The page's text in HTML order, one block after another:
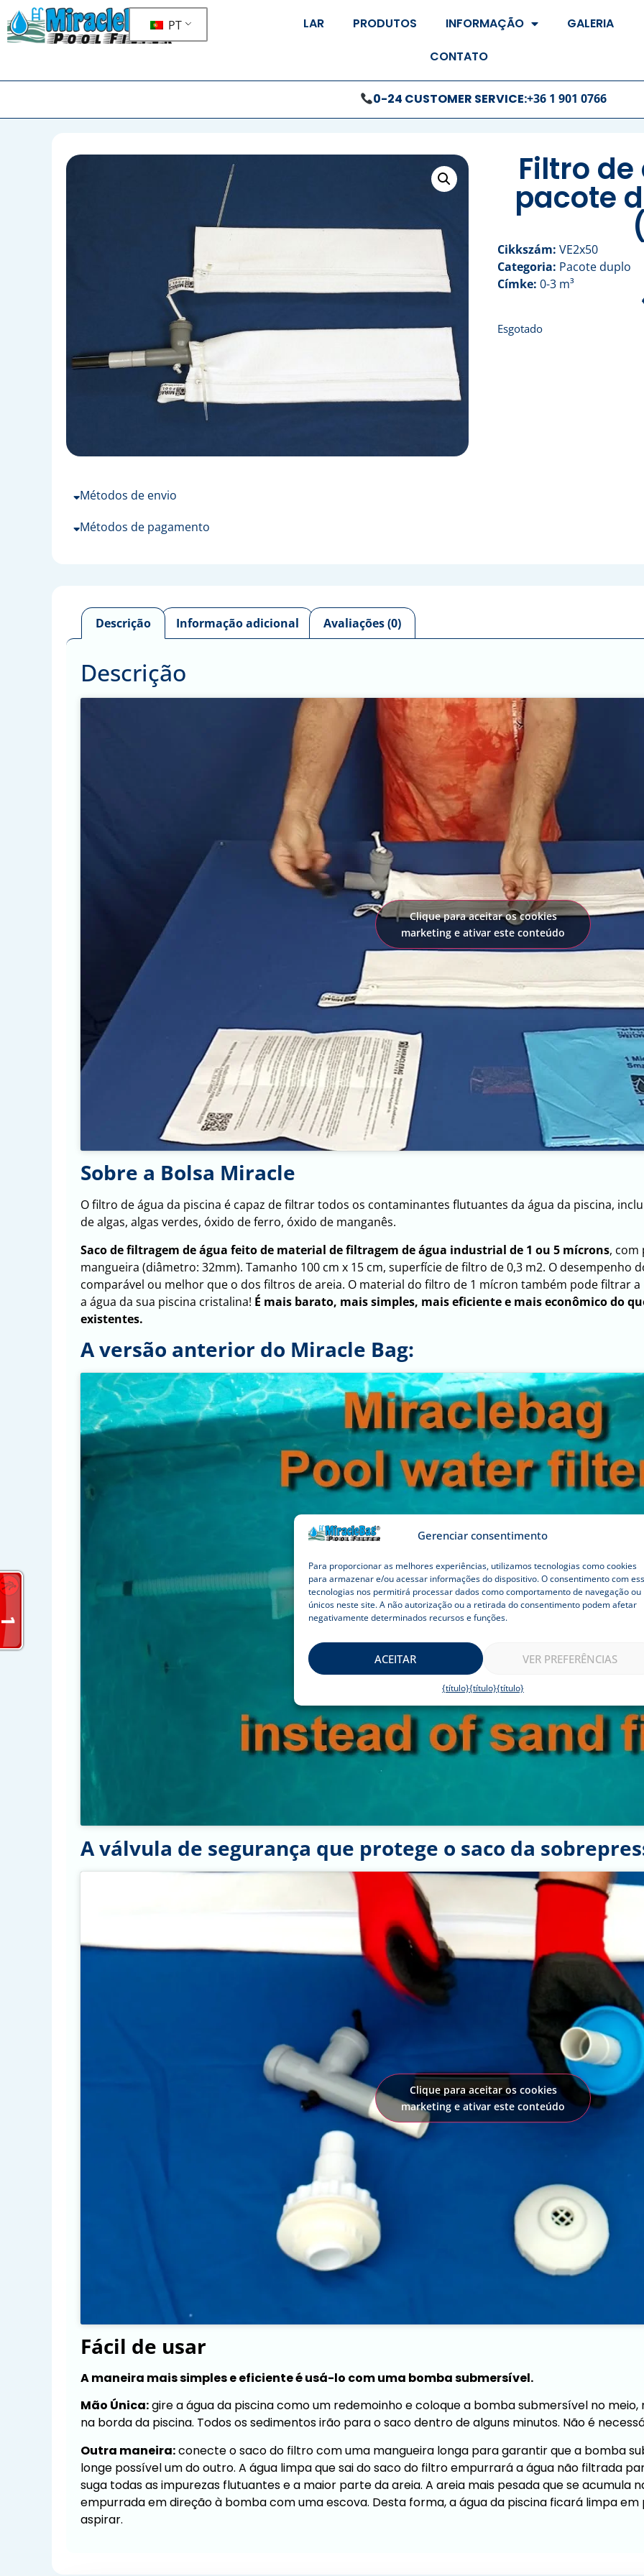
Gerenciar consentimento
Para proporcionar as melhores experiências, utilizamos tecnologias como cookies
para armazenar e/ou acessar informações do dispositivo. O consentimento com
tecnologias nos permitirá processar dados como comportamento de navegação ou
únicos neste site. A não autorização ou a retirada do consentimento podem afetar
negativamente determinados recursos e funções.
ACEITAR VER PREFERÊNCIAS
{título}{título}{título}
PT LAR PRODUTOS INFORMAÇÃO
GALERIA
CONTATO
0-24 CUSTOMER SERVICE:+36 1 901 0766
Métodos de envio
Métodos de pagamento
Filtro
pacote
Cikkszám: VE2x50
Categoria: Pacote duplo
Címke: 0-3 m³
Esgotado
Descrição Informação adicional Avaliações (0)
Descrição
Clique para aceitar os cookies
marketing e ativar este conteúdo
Sobre a Bolsa Miracle
O filtro de água da piscina é capaz de filtrar todos os contaminantes flutuantes da água da piscina,
de algas, algas verdes, óxido de ferro, óxido de manganês.
Saco de filtragem de água feito de material de filtragem de água industrial de 1 ou 5 mícrons, com
mangueira (diâmetro: 32mm). Tamanho 100 cm x 15 cm, superfície de filtro de 0,3 m2. O desempenho
comparável ou melhor que o dos filtros de areia. O material do filtro de 1 mícron também pode filtrar a
a água da sua piscina cristalina! É mais barato, mais simples, mais eficiente e mais econômico do
existentes.
A versão anterior do Miracle Bag:
Clique para aceitar os cookies
marketing e ativar este conteúdo
A válvula de segurança que protege o saco da
Clique para aceitar os cookies
marketing e ativar este conteúdo
Fácil de usar
A maneira mais simples e eficiente é usá-lo com uma bomba submersível.
Mão Única:gire a água da piscina como um redemoinho e coloque a bomba submersível no
na borda da piscina. Todos os sedimentos irão para o saco dentro de alguns minutos. Não é
Outra maneira:conecte o saco do filtro com uma mangueira longa para garantir que a bomba
longe possível um do outro. A água limpa que sai do saco do filtro empurrará a água não filtrada
suga todas as impurezas flutuantes e a maior parte da areia. A areia mais pesada que se acumula
empurrada em direção à bomba com uma escova. Desta forma, a água da piscina ficará limpa
aspirar.